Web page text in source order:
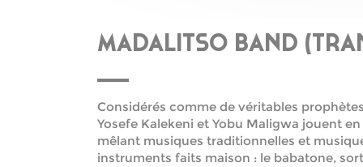
MADALITSO BAND
Considérés comme de véritables
Yosefe Kalekeni et Yobu Maligwa jouent
mêlant musiques traditionnelles et
instruments faits maison : le babatone,